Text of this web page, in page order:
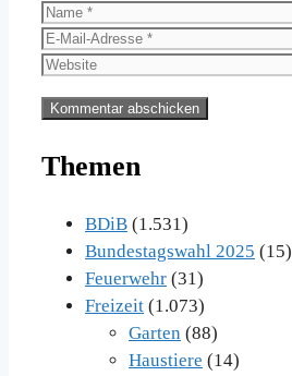
Name
Themen
BDiB (1.531)
Bundestagswahl 2025 (15)
Feuerwehr (31)
Freizeit (1.073)
Garten (88)
Haustiere (14)